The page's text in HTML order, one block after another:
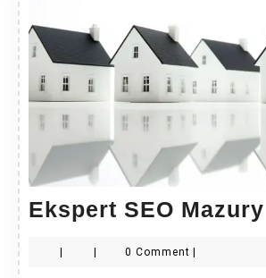
Ekspert SEO Mazury
0 Comment